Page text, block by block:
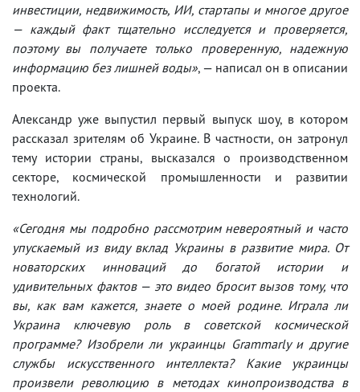
инвестиции, недвижимость, ИИ, стартапы и многое другое
— каждый факт тщательно исследуется и проверяется,
поэтому вы получаете только проверенную, надежную
информацию без лишней воды», — написал он в описании
проекта.
Александр уже выпустил первый выпуск шоу, в котором
рассказал зрителям об Украине. В частности, он затронул
тему истории страны, высказался о производственном
секторе, космической промышленности и развитии
технологий.
«Сегодня мы подробно рассмотрим невероятный и часто
упускаемый из виду вклад Украины в развитие мира. От
новаторских инноваций до богатой истории и
удивительных фактов — это видео бросит вызов тому, что
вы, как вам кажется, знаете о моей родине. Играла ли
Украина ключевую роль в советской космической
программе? Изобрели ли украинцы Grammarly и другие
службы искусственного интеллекта? Какие украинцы
произвели революцию в методах кинопроизводства в